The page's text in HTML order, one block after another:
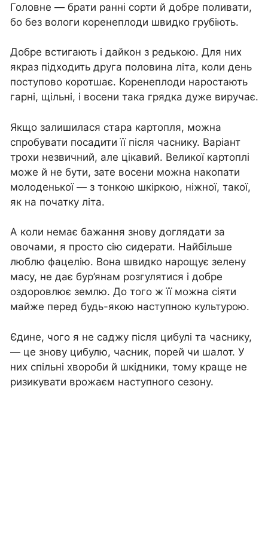
Головне — брати ранні сорти й добре поливати,
бо без вологи коренеплоди швидко грубіють.
Добре встигають і дайкон з редькою. Для них
якраз підходить друга половина літа, коли день
поступово коротшає. Коренеплоди наростають
гарні, щільні, і восени така грядка дуже виручає.
Якщо залишилася стара картопля, можна
спробувати посадити її після часнику. Варіант
трохи незвичний, але цікавий. Великої картоплі
може й не бути, зате восени можна накопати
молоденької — з тонкою шкіркою, ніжної, такої,
як на початку літа.
А коли немає бажання знову доглядати за
овочами, я просто сію сидерати. Найбільше
люблю фацелію. Вона швидко нарощує зелену
масу, не дає бур’янам розгулятися і добре
оздоровлює землю. До того ж її можна сіяти
майже перед будь-якою наступною культурою.
Єдине, чого я не саджу після цибулі та часнику,
— це знову цибулю, часник, порей чи шалот. У
них спільні хвороби й шкідники, тому краще не
ризикувати врожаєм наступного сезону.